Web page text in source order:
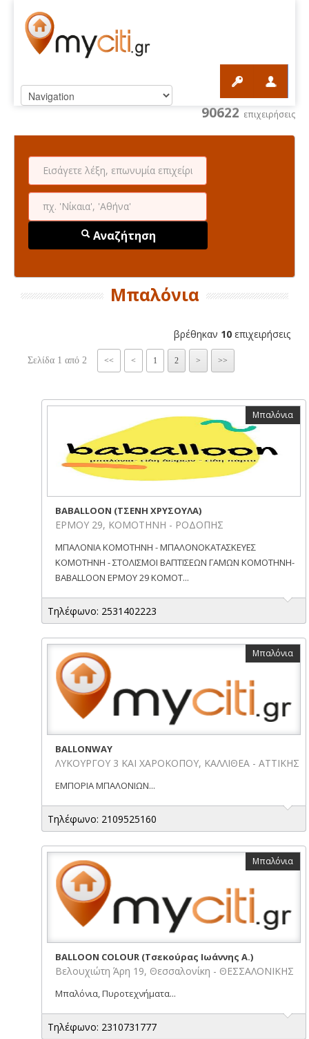
90622 επιχειρήσεις
Αναζήτηση
Μπαλόνια
βρέθηκαν 10 επιχειρήσεις
Σελίδα 1 από 2 << < 1 2 > >>
Μπαλόνια
BABALLOON (ΤΣΕΝΗ ΧΡΥΣΟΥΛΑ)
ΕΡΜΟΥ 29, ΚΟΜΟΤΗΝΗ - ΡΟΔΟΠΗΣ
ΜΠΑΛΟΝΙΑ ΚΟΜΟΤΗΝΗ - ΜΠΑΛΟΝΟΚΑΤΑΣΚΕΥΕΣ
ΚΟΜΟΤΗΝΗ - ΣΤΟΛΙΣΜΟΙ ΒΑΠΤΙΣΕΩΝ ΓΑΜΩΝ ΚΟΜΟΤΗΝΗ-
BABALLOON ΕΡΜΟΥ 29 ΚΟΜΟΤ...
Τηλέφωνο: 2531402223
Μπαλόνια
BALLONWAY
ΛΥΚΟΥΡΓΟΥ 3 ΚΑΙ ΧΑΡΟΚΟΠΟΥ, ΚΑΛΛΙΘΕΑ - ΑΤΤΙΚΗΣ
ΕΜΠΟΡΙΑ ΜΠΑΛΟΝΙΩΝ...
Τηλέφωνο: 2109525160
Μπαλόνια
BALLOON COLOUR (Τσεκούρας Ιωάννης Α.)
Βελουχιώτη Άρη 19, Θεσσαλονίκη - ΘΕΣΣΑΛΟΝΙΚΗΣ
Μπαλόνια, Πυροτεχνήματα...
Τηλέφωνο: 2310731777